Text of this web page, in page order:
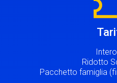
Intero
Ridotto
Pacchetto famiglia